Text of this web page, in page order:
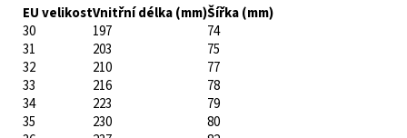
EU velikostVnitřní délka (mm)Šířka (mm)
30
197
74
31
203
75
32
210
77
33
216
78
34
223
79
35
230
80